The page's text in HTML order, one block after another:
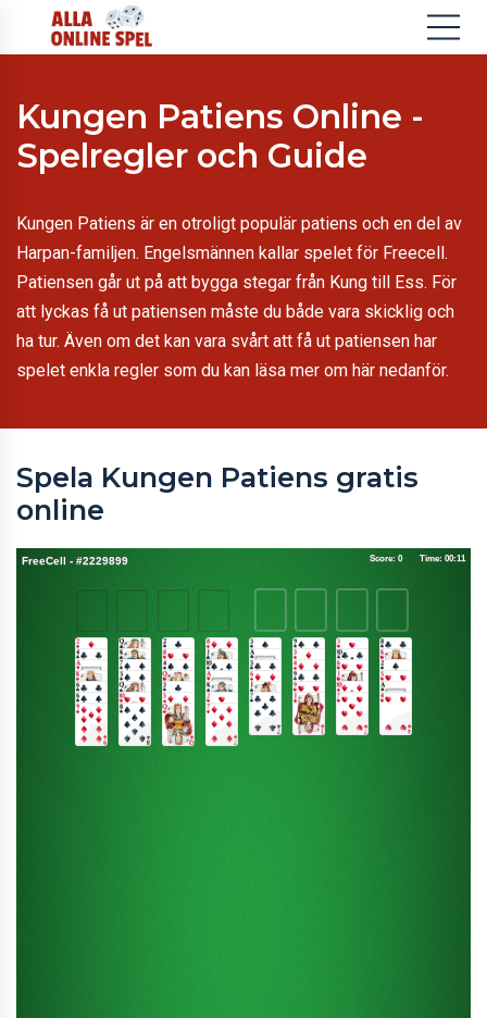
Kungen Patiens Online -
Spelregler och Guide
Kungen Patiens är en otroligt populär patiens och en del av
Harpan-familjen. Engelsmännen kallar spelet för Freecell.
Patiensen går ut på att bygga stegar från Kung till Ess. För
att lyckas få ut patiensen måste du både vara skicklig och
ha tur. Även om det kan vara svårt att få ut patiensen har
spelet enkla regler som du kan läsa mer om här nedanför.
Spela Kungen Patiens gratis
online